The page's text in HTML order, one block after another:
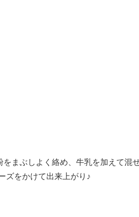
まぶしよく絡め、牛乳を加えて混
ズをかけて出来上がり♪